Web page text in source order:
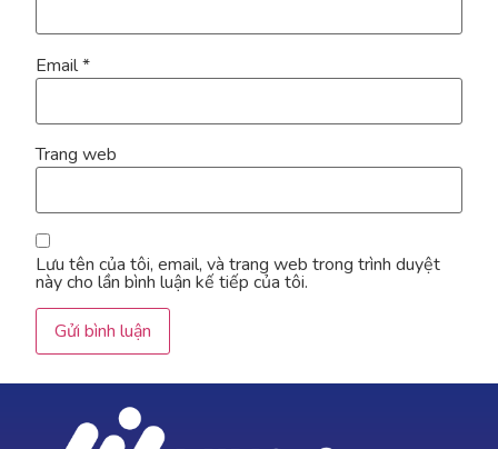
Email*
Trang web
Lưu tên của tôi, email, và trang web trong trình duyệt
này cho lần bình luận kế tiếp của tôi.